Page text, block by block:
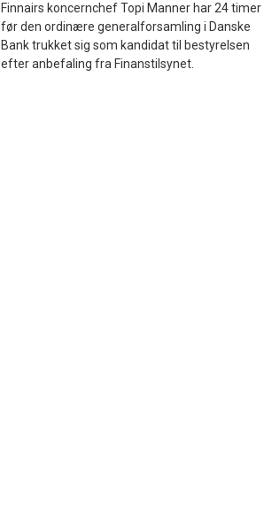
Finnairs koncernchef Topi Manner har 24 timer
før den ordinære generalforsamling i Danske
Bank trukket sig som kandidat til bestyrelsen
efter anbefaling fra Finanstilsynet.